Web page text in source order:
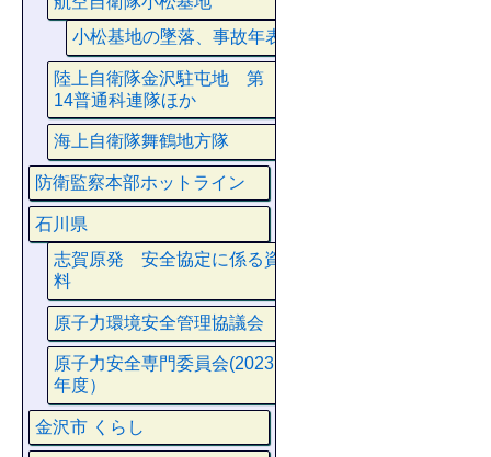
小松基地の墜落、事故年表
陸上自衛隊金沢駐屯地 第
14普通科連隊ほか
海上自衛隊舞鶴地方隊
防衛監察本部ホットライン
石川県
志賀原発 安全協定に係る資
料
原子力環境安全管理協議会
原子力安全専門委員会(2023
年度）
金沢市 くらし